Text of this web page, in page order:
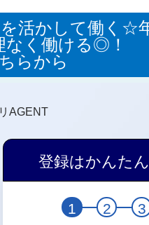
活かして働く☆年
なく働ける◎！
らから
AGENT
登録はかんたん
1 2 3